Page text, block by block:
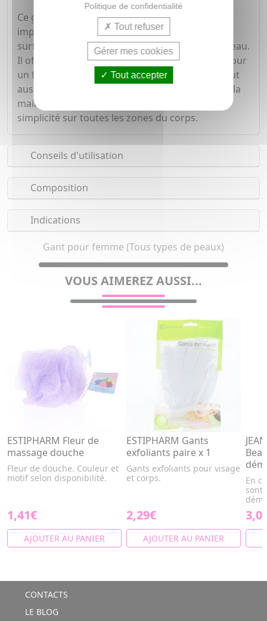
Ce gant autobronzant dispose d'une doublure
imperméable pour protéger les mains et d'une
surface ultra-douce agréable au contact de la peau.
Il offre une diffusion homogène de la matière pour
un fini naturel. Facile à laver et réutilisable, il peut
aussi bien être utilisé de la main gauche que de la
main droite pour appliquer l'autobrozant avec
simplicité sur toutes les zones du corps.
Conseils d'utilisation
Composition
Indications
Gant pour femme (Tous types de peaux)
VOUS AIMEREZ AUSSI...
ESTIPHARM Fleur de
massage douche
Fleur de douche. Couleur et
motif selon disponibilité.
1,41€
AJOUTER AU PANIER
ESTIPHARM Gants
exfoliants paire x 1
Gants exfoliants pour visage
et corps.
2,29€
AJOUTER AU PANIER
En
sont
CONTACTS
LE BLOG
Politique de confidentialité
Tout refuser
Gérer mes cookies
Tout accepter